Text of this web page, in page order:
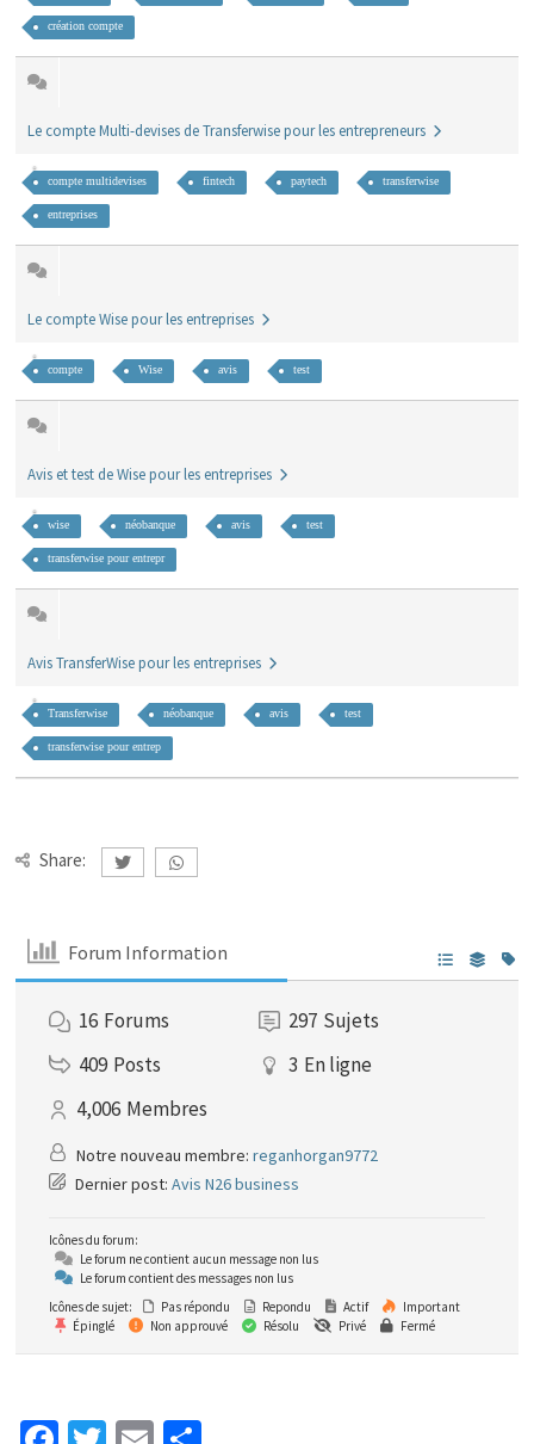
création compte
Le compte Multi-devises de Transferwise pour les entrepreneurs
compte multidevises fintech paytech transferwise
entreprises
Le compte Wise pour les entreprises
compte Wise avis test
Avis et test de Wise pour les entreprises
wise néobanque avis test
transferwise pour entrepr
Avis TransferWise pour les entreprises
Transferwise néobanque avis test
transferwise pour entrep
Share:
Forum Information
16 Forums 297 Sujets
409 Posts 3 En ligne
4,006 Membres
Notre nouveau membre: reganhorgan9772
Dernier post: Avis N26 business
Icônes du forum:
Le forum ne contient aucun message non lus
Le forum contient des messages non lus
Icônes de sujet:
Pas répondu Repondu Actif
Important
Épinglé
Non approuvé Résolu Privé Fermé